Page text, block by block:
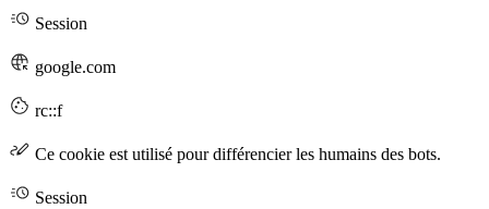
Session
google.com
rc::f
Ce cookie est utilisé pour différencier les humains des bots.
Session